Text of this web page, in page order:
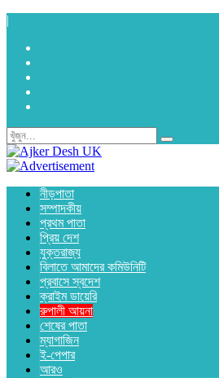
|
নীড়পাতা
সম্পাদকীয়
প্রথম পাতা
প্রিয় দেশ
যুক্তরাজ্য
বিলাতে আমাদের কমিউনিটি
প্রবাসে স্বদেশ
ক্রাইম ডায়েরি
রুপালী আয়না
শেষের পাতা
ম্যাগাজিন
ই-পেপার
আরও